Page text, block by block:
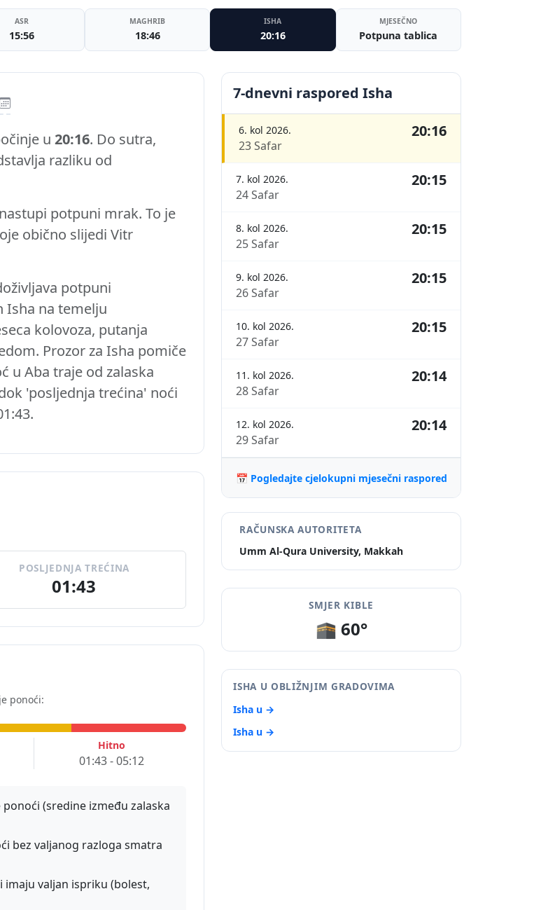
ASR
15:56
MAGHRIB
18:46
ISHA
20:16
MJESEČNO
Potpuna tablica
u 20:16. Do sutra,
razliku od
potpuni mrak. To je
obično slijedi Vitr
potpuni
Isha na temelju
kolovoza, putanja
Prozor za Isha pomiče
u Aba traje od zalaska
'posljednja trećina' noći
POSLJEDNJA TREĆINA
01:43
ponoći:
Hitno
01:43 - 05:12
(sredine između zalaska
bez valjanog razloga smatra
imaju valjan ispriku (bolest,
7-dnevni raspored Isha
6. kol 2026.
23 Safar
20:16
7. kol 2026.
24 Safar
20:15
8. kol 2026.
25 Safar
20:15
9. kol 2026.
26 Safar
20:15
10. kol 2026.
27 Safar
20:15
11. kol 2026.
28 Safar
20:14
12. kol 2026.
29 Safar
20:14
📅 Pogledajte cjelokupni mjesečni raspored
RAČUNSKA AUTORITETA
Umm Al-Qura University, Makkah
SMJER KIBLE
🕋 60°
ISHA U OBLIŽNJIM GRADOVIMA
Isha u →
Isha u →